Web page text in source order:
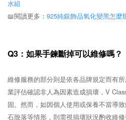
水組
📖閱讀更多： 925純銀飾品氧化變黑怎麼
Q3：如果手鍊斷掉可以維修嗎？
維修服務的部分則是依各品牌規定而有
業評估確認非人為因素造成損壞，V
固。然而，如因個人使用或保養不當導
石脫落等情形，則需視損壞狀況酌收維修